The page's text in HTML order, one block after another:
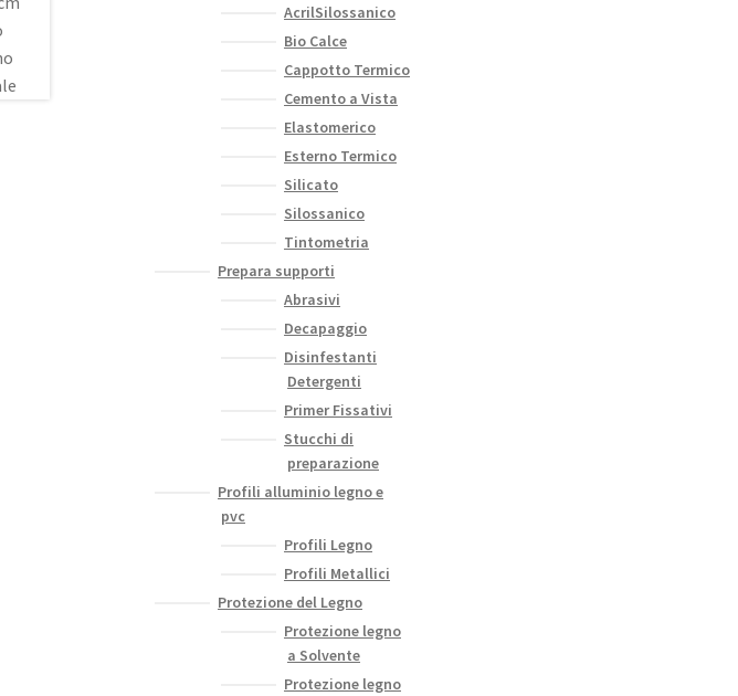
AcrilSilossanico
Bio Calce
Cappotto Termico
Cemento a Vista
Elastomerico
Esterno Termico
Silicato
Silossanico
Tintometria
Prepara supporti
Abrasivi
Decapaggio
Disinfestanti
Detergenti
Primer Fissativi
Stucchi di
preparazione
Profili alluminio legno e
pvc
Profili Legno
Profili Metallici
Protezione del Legno
Protezione legno
a Solvente
Protezione legno